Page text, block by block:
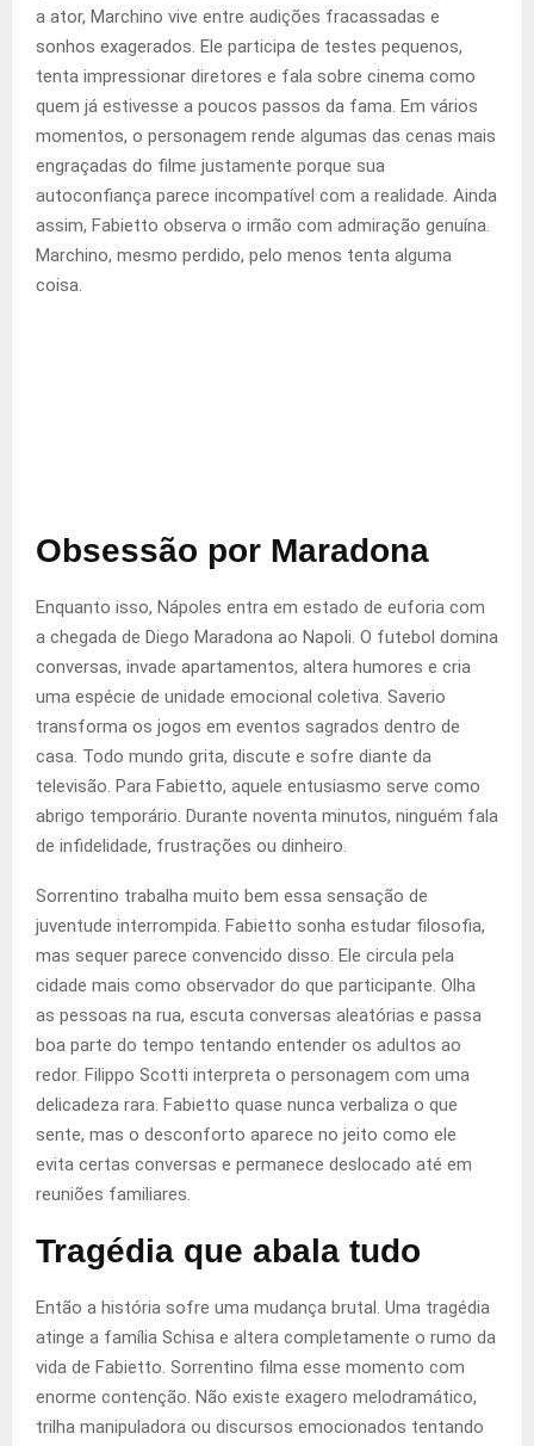
a ator, Marchino vive entre audições fracassadas e
sonhos exagerados. Ele participa de testes pequenos,
tenta impressionar diretores e fala sobre cinema como
quem já estivesse a poucos passos da fama. Em vários
momentos, o personagem rende algumas das cenas mais
engraçadas do filme justamente porque sua
autoconfiança parece incompatível com a realidade. Ainda
assim, Fabietto observa o irmão com admiração genuína.
Marchino, mesmo perdido, pelo menos tenta alguma
coisa.
Obsessão por Maradona
Enquanto isso, Nápoles entra em estado de euforia com
a chegada de Diego Maradona ao Napoli. O futebol domina
conversas, invade apartamentos, altera humores e cria
uma espécie de unidade emocional coletiva. Saverio
transforma os jogos em eventos sagrados dentro de
casa. Todo mundo grita, discute e sofre diante da
televisão. Para Fabietto, aquele entusiasmo serve como
abrigo temporário. Durante noventa minutos, ninguém fala
de infidelidade, frustrações ou dinheiro.
Sorrentino trabalha muito bem essa sensação de
juventude interrompida. Fabietto sonha estudar filosofia,
mas sequer parece convencido disso. Ele circula pela
cidade mais como observador do que participante. Olha
as pessoas na rua, escuta conversas aleatórias e passa
boa parte do tempo tentando entender os adultos ao
redor. Filippo Scotti interpreta o personagem com uma
delicadeza rara. Fabietto quase nunca verbaliza o que
sente, mas o desconforto aparece no jeito como ele
evita certas conversas e permanece deslocado até em
reuniões familiares.
Tragédia que abala tudo
Então a história sofre uma mudança brutal. Uma tragédia
atinge a família Schisa e altera completamente o rumo da
vida de Fabietto. Sorrentino filma esse momento com
enorme contenção. Não existe exagero melodramático,
trilha manipuladora ou discursos emocionados tentando